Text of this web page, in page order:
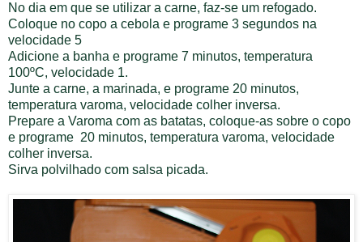
No dia em que se utilizar a carne, faz-se um refogado.
Coloque no copo a cebola e programe 3 segundos na
velocidade 5
Adicione a banha e programe 7 minutos, temperatura
100ºC, velocidade 1.
Junte a carne, a marinada, e programe 20 minutos,
temperatura varoma, velocidade colher inversa.
Prepare a Varoma com as batatas, coloque-as sobre o copo
e programe 20 minutos, temperatura varoma, velocidade
colher inversa.
Sirva polvilhado com salsa picada.